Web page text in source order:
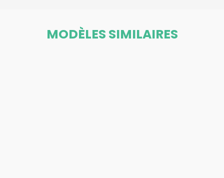
MODÈLES SIMILAIRES